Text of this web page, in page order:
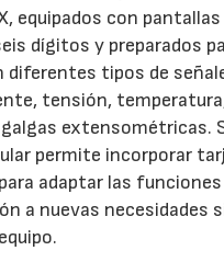
equipados con pantallas
dígitos y preparados
diferentes tipos de
tensión,
extensométricas.
permite incorporar
adaptar las funciones
a nuevas necesidades